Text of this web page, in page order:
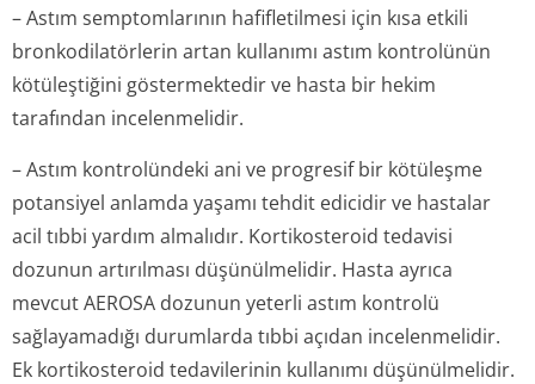
– Astım semptomlarının hafifletilmesi için kısa etkili
bronkodilatörlerin artan kullanımı astım kontrolünün
kötüleştiğini göstermektedir ve hasta bir hekim
tarafından incelenmelidir.
– Astım kontrolündeki ani ve progresif bir kötüleşme
potansiyel anlamda yaşamı tehdit edicidir ve hastalar
acil tıbbi yardım almalıdır. Kortikosteroid tedavisi
dozunun artırılması düşünülmelidir. Hasta ayrıca
mevcut AEROSA dozunun yeterli astım kontrolü
sağlayamadığı durumlarda tıbbi açıdan incelenmelidir.
Ek kortikosteroid tedavilerinin kullanımı düşünülmelidir.